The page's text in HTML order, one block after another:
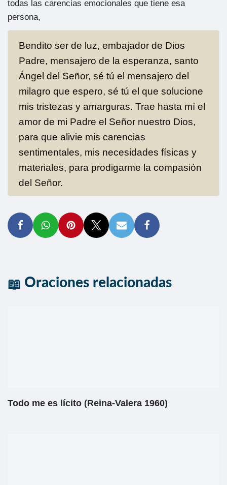
todas las carencias emocionales que tiene esa
persona,
Bendito ser de luz, embajador de Dios
Padre, mensajero de la esperanza, santo
Ángel del Señor, sé tú el mensajero del
milagro que espero, sé tú el que solucione
mis tristezas y amarguras. Trae hasta mí el
amor de mi Padre el Señor nuestro Dios,
para que alivie mis carencias
sentimentales, mis necesidades físicas y
materiales, para prodigarme la compasión
del Señor.
Oraciones relacionadas
Todo me es lícito (Reina-Valera 1960)